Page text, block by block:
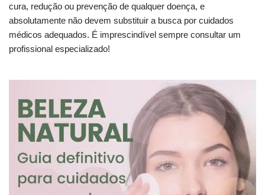
cura, redução ou prevenção de qualquer doença, e
absolutamente não devem substituir a busca por cuidados
médicos adequados. É imprescindível sempre consultar um
profissional especializado!